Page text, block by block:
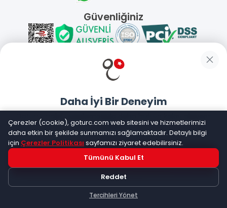
Güvenliğiniz
Sosyal Medya
Mobil Uygulamalarımız
©2026Goturc – Her Zaman Daha İyisi Vardır
Daha İyi Bir Deneyim
Goturc mobil uygulamasıyla daha hızlı ve kolay alışveriş
yapın
Hemen Dene!
Uygulama yüklüyse açılacak, değilseGoogle Play'e
yönlendirileceksiniz
Çerezler (cookie), goturc.com web sitesini ve hizmetlerimizi
daha etkin bir şekilde sunmamızı sağlamaktadır. Detaylı bilgi
için Çerezler Politikası sayfamızı ziyaret edebilirsiniz.
Tümünü Kabul Et
Reddet
Tercihleri Yönet